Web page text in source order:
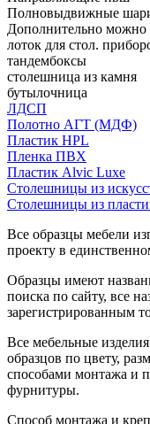
Полновыдвижные
Дополнительно можно
лоток для стол.
тандембоксы
столешница из камня
бутылочница
ЛДСП
Полотно АГТ (МДФ)
Пластик HPL
Пленка ПВХ
Пластик Alvic Luxe
Столешницы из
Столешницы из
Все образцы мебели
проекту в
Образцы имеют
поиска по сайту, все
зарегистрированным
Все мебельные
образцов по цвету,
способами монтажа и
фурнитуры.
Способ монтажа и